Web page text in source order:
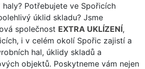
Potřebujete ve Spořicích
úklid skladu? Jsme
společnost EXTRA UKLÍZENÍ,
i v celém okolí Spořic zajistí a
hal, úklidy skladů a
objektů. Poskytneme vám nejen